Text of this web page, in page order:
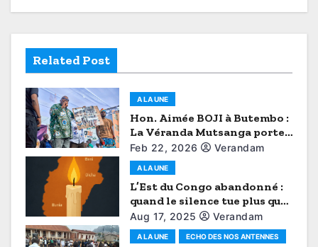
i
g
a
t
i
o
Related Post
A LA UNE
Hon. Aimée BOJI à Butembo :
La Véranda Mutsanga porte
la voix du Grand Nord-Kivu
Feb 22, 2026 Verandam
A LA UNE
L’Est du Congo abandonné :
quand le silence tue plus que
les balles (Tribune
d’opinion)
Aug 17, 2025 Verandam
A LA UNE ECHO DES NOS ANTENNES